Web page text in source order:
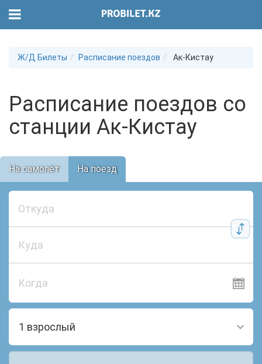
Ж/Д Билеты Расписание поездов Ак-Кистау
Расписание поездов со
станции Ак-Кистау
На самолёт На поезд
Когда
1 взрослый